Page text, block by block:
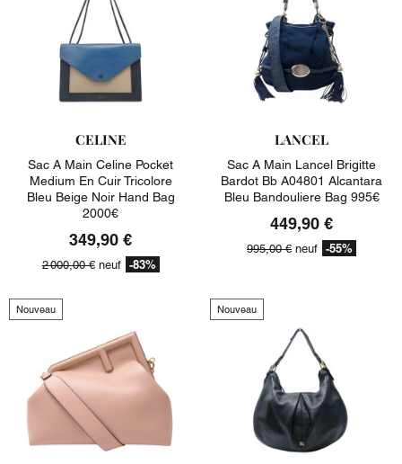
CELINE
Sac A Main Celine Pocket
Medium En Cuir Tricolore
Bleu Beige Noir Hand Bag
2000€
349,90 €
2 000,00 €neuf -83%
LANCEL
Sac A Main Lancel Brigitte
Bardot Bb A04801 Alcantara
Bleu Bandouliere Bag 995€
449,90 €
995,00 € neuf -55%
Nouveau Nouveau